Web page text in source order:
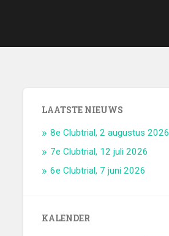
LAATSTE NIEUWS
8e Clubtrial, 2 augustus 2026
7e Clubtrial, 12 juli 2026
6e Clubtrial, 7 juni 2026
KALENDER